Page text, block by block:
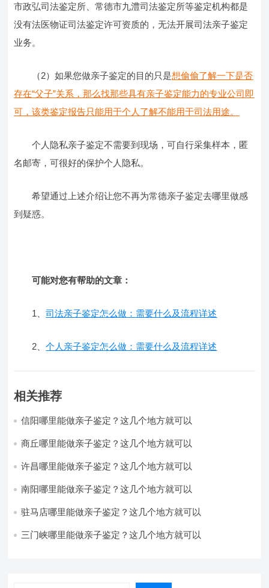
市政弘司法鉴定所、常德市九澧司法鉴定所等鉴定机构都是
没有法医物证司法鉴定许可资质的，无法开展司法亲子鉴定
业务。
（2）如果您做亲子鉴定的目的只是想偷偷了解一下是否
存在“父子”关系，那么找那些具有亲子鉴定能力的专业公司即
可，该类鉴定报告只能用于个人了解不能用于司法用途。
个人隐私亲子鉴定不需要到现场，可自行采集样本，匿
名邮寄，可很好的保护个人隐私。
希望通过上述介绍让您不再为常德亲子鉴定去哪里做感
到疑惑。
可能对您有帮助的文章：
1、司法亲子鉴定怎么做：需要什么及流程详述
2、个人亲子鉴定怎么做：需要什么及流程详述
相关推荐
信阳哪里能做亲子鉴定？这几个地方就可以
商丘哪里能做亲子鉴定？这几个地方就可以
许昌哪里能做亲子鉴定？这几个地方就可以
南阳哪里能做亲子鉴定？这几个地方就可以
驻马店哪里能做亲子鉴定？这几个地方就可以
三门峡哪里能做亲子鉴定？这几个地方就可以